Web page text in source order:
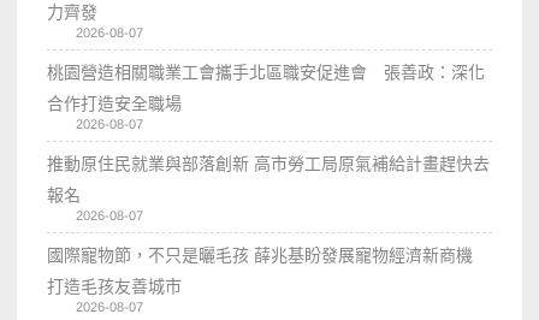
力齊發
2026-08-07
桃園營造相關職業工會攜手北區職安促進會 張善政：深化
合作打造安全職場
2026-08-07
推動原住民就業與部落創新 高市勞工局原氣補給計畫趕快去
報名
2026-08-07
國際寵物節，不只是曬毛孩 薛兆基盼發展寵物經濟新商機
打造毛孩友善城市
2026-08-07